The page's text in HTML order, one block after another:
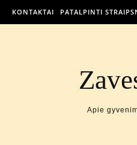
KONTAKTAI PATALPINTI
Apie